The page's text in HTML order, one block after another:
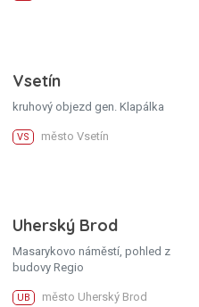
Vsetín
kruhový objezd gen. Klapálka
VS město Vsetín
Uherský Brod
Masarykovo náměstí, pohled z
budovy Regio
UB město Uherský Brod